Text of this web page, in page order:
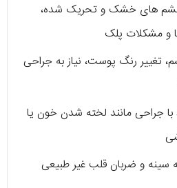
های خشک و تحریک شده،
مشکلات پلک
رنگ پوست، نیاز به جراحی
جراحی مانند لخته شدن خون یا
و ضربان قلب غیر طبیعی